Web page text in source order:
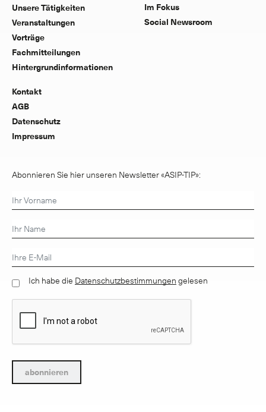
Unsere Tätigkeiten
Veranstaltungen
Vorträge
Fachmitteilungen
Hintergrundinformationen
Im Fokus
Social Newsroom
Kontakt
AGB
Datenschutz
Impressum
Abonnieren Sie hier unseren Newsletter «ASIP-TIP»:
Ich habe die Datenschutzbestimmungengelesen